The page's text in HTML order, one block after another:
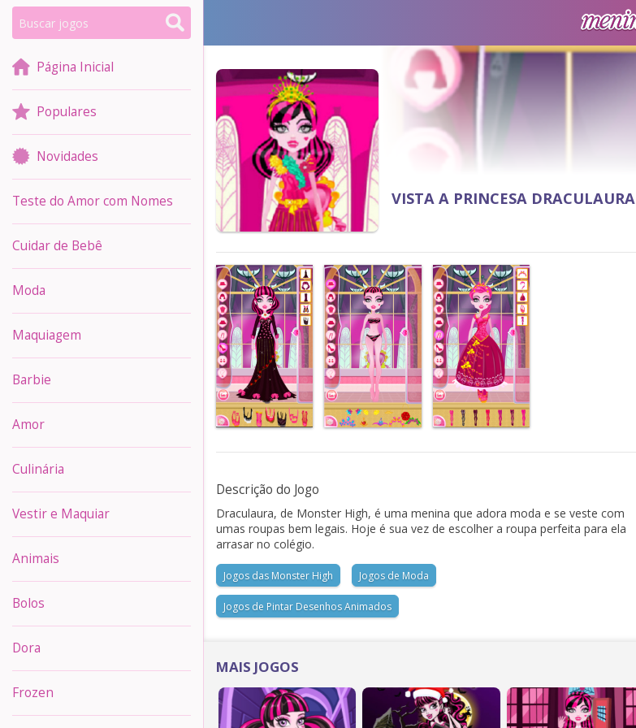
Página Inicial
Populares
Novidades
Teste do Amor com Nomes
Cuidar de Bebê
Moda
Maquiagem
Barbie
Amor
Culinária
Vestir e Maquiar
Animais
Bolos
Dora
Frozen
VISTA A PRINCESA DRACULAURA
Descrição do Jogo
Draculaura, de Monster High, é uma menina que adora moda e se veste com
umas roupas bem legais. Hoje é sua vez de escolher a roupa perfeita para ela
arrasar no colégio.
Jogos das Monster High Jogos de Moda
Jogos de Pintar Desenhos Animados
MAIS JOGOS